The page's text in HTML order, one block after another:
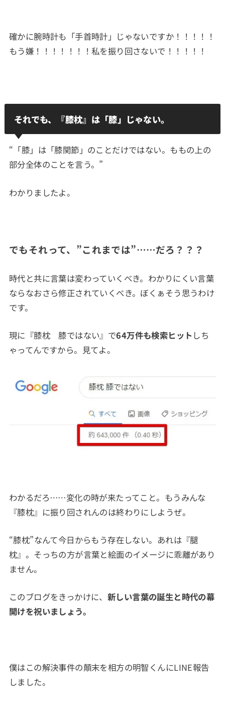
確かに腕時計も「手首時計」じゃないですか！！！！！
もう嫌！！！！！！！私を振り回さないで！！！！！
それでも、『膝枕』は「膝」じゃない。
“「膝」は「膝関節」のことだけではない。ももの上の
部分全体のことを言う。”
わかりましたよ。
でもそれって、”これまでは”……だろ？？？
時代と共に言葉は変わっていくべき。わかりにくい言葉
ならなおさら修正されていくべき。ぼくぁそう思うわけ
です。
現に『膝枕 膝ではない』で64万件も検索ヒット しち
ゃってんですから。見てよ。
わかるだろ……変化の時が来たってこと。もうみんな
『膝枕』に振り回されんのは終わりにしようぜ。
“膝枕”なんて今日からもう存在しない。あれは『腿
枕』。そっちの方が言葉と絵面のイメージに乖離があり
ません。
このブログをきっかけに、 新しい言葉の誕生と時代の幕
開けを祝いましょう。
僕はこの解決事件の顛末を相方の明智くんにLINE報告
しました。